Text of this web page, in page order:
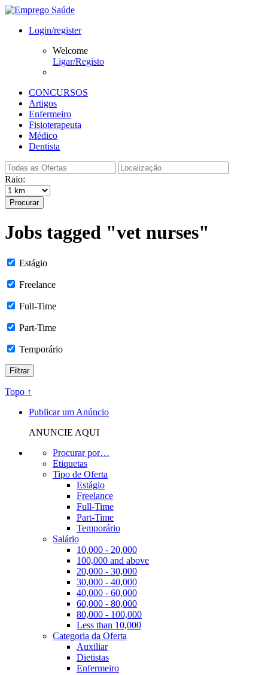
Login/register
Welcome
Ligar/Registo
CONCURSOS
Artigos
Enfermeiro
Fisioterapeuta
Médico
Dentista
Raio:
Procurar
Jobs tagged "vet nurses"
Estágio
Freelance
Full-Time
Part-Time
Temporário
Topo ↑
Publicar um Anúncio
ANUNCIE AQUI
Procurar por…
Etiquetas
Tipo de Oferta
Estágio
Freelance
Full-Time
Part-Time
Temporário
Salário
10,000 - 20,000
100,000 and above
20,000 - 30,000
30,000 - 40,000
40,000 - 60,000
60,000 - 80,000
80,000 - 100,000
Less than 10,000
Categoria da Oferta
Auxiliar
Dietistas
Enfermeiro